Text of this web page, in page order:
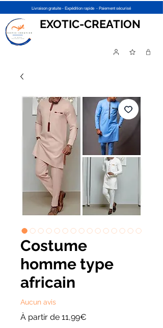
Livraison gratuite - Expédition rapide - Paiement sécurisé
EXOTIC-CREATION
Costume
homme type
africain
Aucun avis
À partir de 11,99€